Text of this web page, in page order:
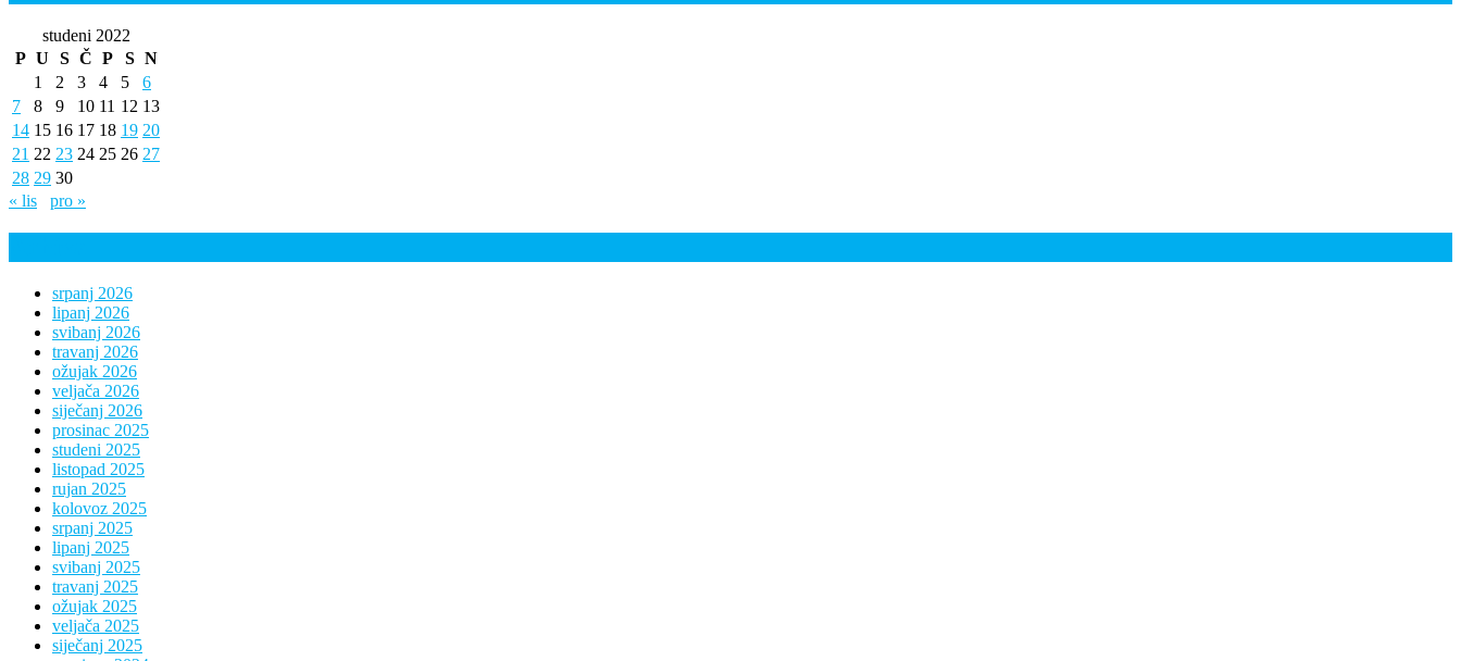
studeni 2022
P U S Č P S N
1
2 3 4 5
6
7
8 9 10 11 12 13
14 15 16 17 18 19 20
21 22 23 24 25 26 27
28 29 30
« lis
pro »
srpanj 2026
lipanj 2026
svibanj 2026
travanj 2026
ožujak 2026
veljača 2026
siječanj 2026
prosinac 2025
studeni 2025
listopad 2025
rujan 2025
kolovoz 2025
srpanj 2025
lipanj 2025
svibanj 2025
travanj 2025
ožujak 2025
veljača 2025
siječanj 2025